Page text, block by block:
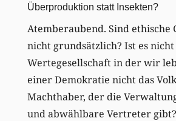
Überproduktion statt Insekten?
Atemberaubend. Sind ethische
nicht grundsätzlich? Ist es nicht
Wertegesellschaft in der wir
einer Demokratie nicht das
Machthaber, der die
und abwählbare Vertreter